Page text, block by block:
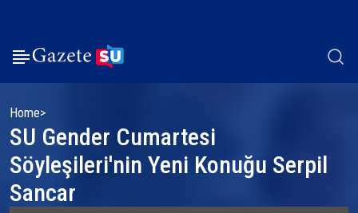
Home
SU Gender Cumartesi
Söyleşileri'nin Yeni Konuğu Serpil
Sancar